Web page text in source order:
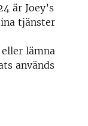
är Joey’s
tjänster
lämna
används